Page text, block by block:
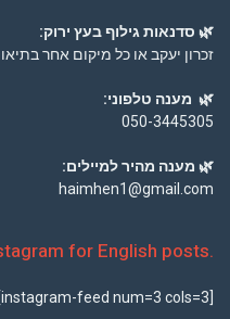
🌿 סדנאות גילוף בעץ ירוק:
זכרון יעקב או כל מיקום אחר
🌿 מענה טלפוני:
050-3445305
🌿 מענה מהיר למיילים:
haimhen1@gmail.com
.Instagram for English posts